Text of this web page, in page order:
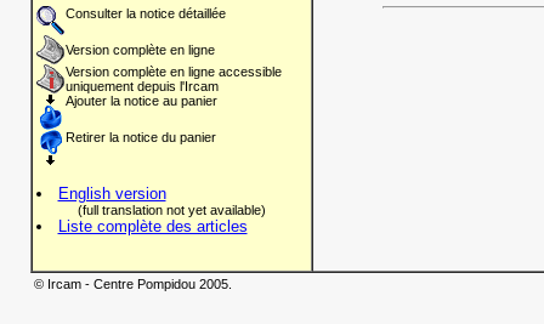
Consulter la notice détaillée
Version complète en ligne
Version complète en ligne accessible
uniquement depuis l'Ircam
Ajouter la notice au panier
Retirer la notice du panier
English version
(full translation not yet available)
Liste complète des articles
© Ircam - Centre Pompidou 2005.